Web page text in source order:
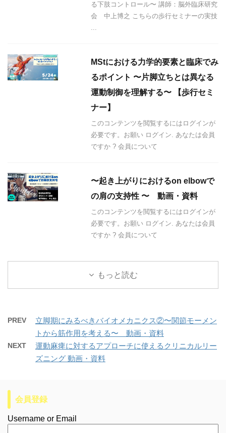
る下肢コントロール〜 講師：脳外臨床研究
会 中上博之 こちらの歩行セミナーの実技
...
MStにおける力学的要素と臨床でみ
るポイント 〜片脚立ちとは異なる
運動制御を理解する〜 【歩行セミ
ナー】
このコンテンツを閲覧するにはログインが
必要です。お願い ログイン. あなたは会員
ですか ? 会員について
〜起き上がりにおけるon elbowで
の肩の支持性 〜 動画・資料
このコンテンツを閲覧するにはログインが
必要です。お願い ログイン. あなたは会員
ですか ? 会員について
もっと読む
PREV
立脚期にみるべきバイオメカニクス②〜関節モーメン
トから筋作用を考える〜 動画・資料
NEXT
運動麻痺に対するアプローチに使えるクリニカルリー
ズニング 動画・資料
会員登録
Username or Email